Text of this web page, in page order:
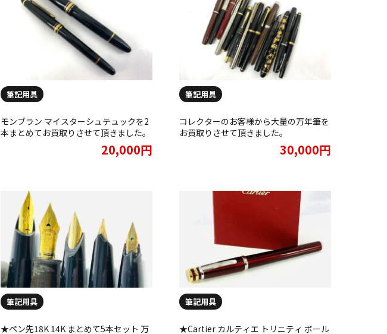
筆記用具
モンブラン マイスターシュテュックを2
本まとめてお買取りさせて頂きました。
20,000円
筆記用具
コレクターのお客様から大量の万年筆を
お買取りさせて頂きました。
30,000円
筆記用具
★ペン先18K 14K まとめて5本セット 万
筆記用具
★Cartier カルティエ トリニティ ボール